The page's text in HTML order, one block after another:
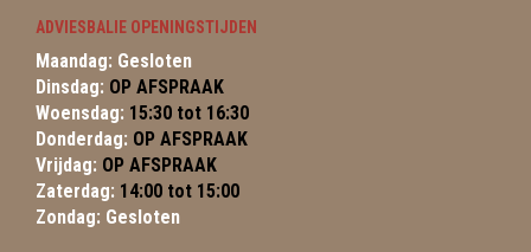
ADVIESBALIE OPENINGSTIJDEN
Maandag: Gesloten
Dinsdag: OP AFSPRAAK
Woensdag: 15:30 tot 16:30
Donderdag: OP AFSPRAAK
Vrijdag: OP AFSPRAAK
Zaterdag: 14:00 tot 15:00
Zondag: Gesloten